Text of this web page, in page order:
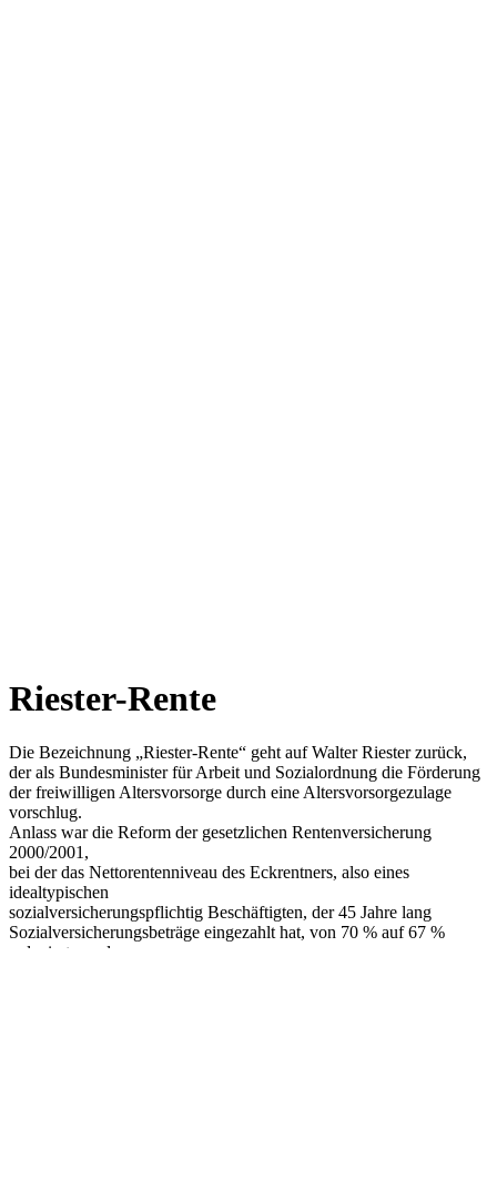
Riester-Rente
Die Bezeichnung „Riester-Rente“ geht auf Walter Riester zurück,
der als Bundesminister für Arbeit und Sozialordnung die Förderung
der freiwilligen Altersvorsorge durch eine Altersvorsorgezulage
vorschlug.
Anlass war die Reform der gesetzlichen Rentenversicherung
2000/2001,
bei der das Nettorentenniveau des Eckrentners, also eines
idealtypischen
sozialversicherungspflichtig Beschäftigten, der 45 Jahre lang
Sozialversicherungsbeträge eingezahlt hat, von 70 % auf 67 %
reduziert wurde.